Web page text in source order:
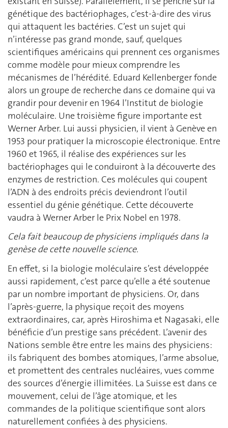
génétique des bactériophages, c’est-à-dire des virus
qui attaquent les bactéries. C’est un sujet qui
n’intéresse pas grand monde, sauf, quelques
scientifiques américains qui prennent ces organismes
comme modèle pour mieux comprendre les
mécanismes de l’hérédité. Eduard Kellenberger fonde
alors un groupe de recherche dans ce domaine qui va
grandir pour devenir en 1964 l’Institut de biologie
moléculaire. Une troisième figure importante est
Werner Arber. Lui aussi physicien, il vient à Genève en
1953 pour pratiquer la microscopie électronique. Entre
1960 et 1965, il réalise des expériences sur les
bactériophages qui le conduiront à la découverte des
enzymes de restriction. Ces molécules qui coupent
l’ADN à des endroits précis deviendront l’outil
essentiel du génie génétique. Cette découverte
vaudra à Werner Arber le Prix Nobel en 1978.
Cela fait beaucoup de physiciens impliqués dans la
genèse de cette nouvelle science.
En effet, si la biologie moléculaire s’est développée
aussi rapidement, c’est parce qu’elle a été soutenue
par un nombre important de physiciens. Or, dans
l’après-guerre, la physique reçoit des moyens
extraordinaires, car, après Hiroshima et Nagasaki, elle
bénéficie d’un prestige sans précédent. L’avenir des
Nations semble être entre les mains des physiciens:
ils fabriquent des bombes atomiques, l’arme absolue,
et promettent des centrales nucléaires, vues comme
des sources d’énergie illimitées. La Suisse est dans ce
mouvement, celui de l’âge atomique, et les
commandes de la politique scientifique sont alors
naturellement confiées à des physiciens.